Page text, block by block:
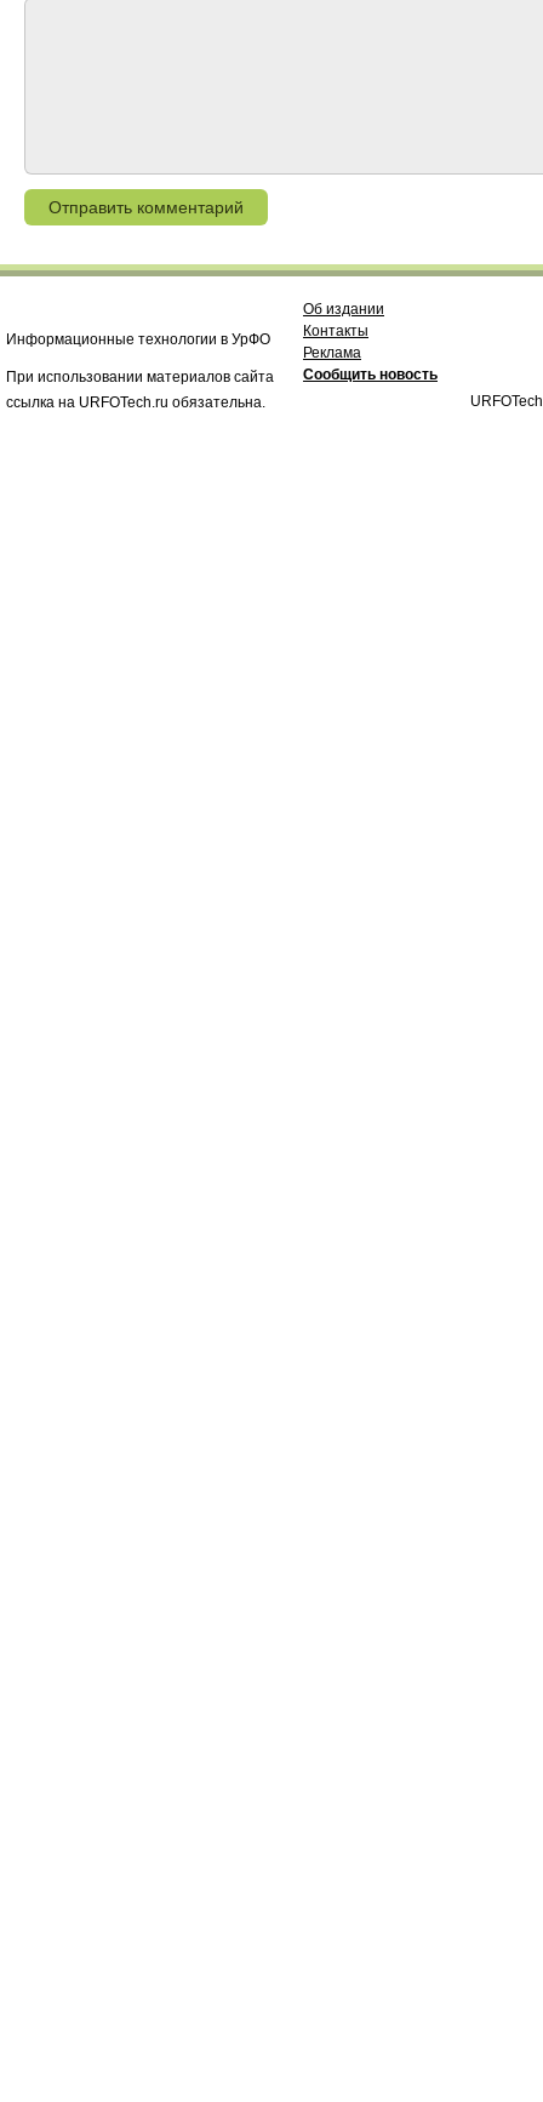
Информационные технологии в УрФО
При использовании материалов сайта
ссылка на URFOTech.ru обязательна.
Об издании
Контакты
Реклама
Сообщить новость